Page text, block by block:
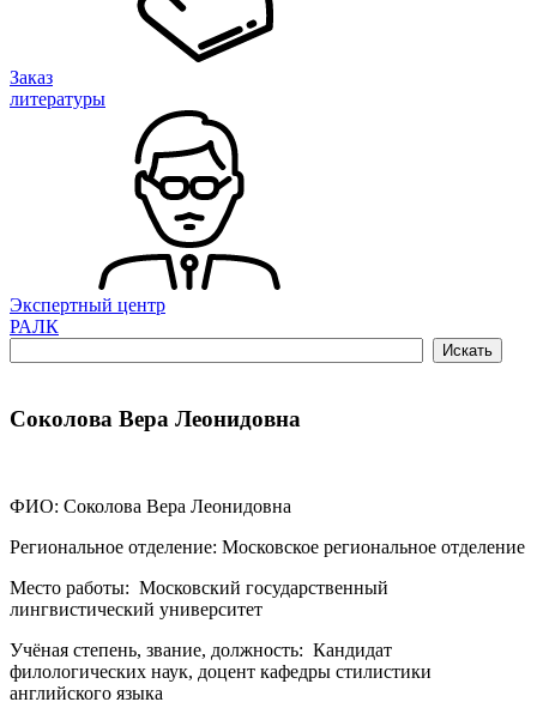
Заказ
литературы
Экспертный центр
РАЛК
Соколова Вера Леонидовна
ФИО: Соколова Вера Леонидовна
Региональное отделение: Московское региональное отделение
Место работы: Московский государственный
лингвистический университет
Учёная степень, звание, должность: Кандидат
филологических наук, доцент кафедры стилистики
английского языка